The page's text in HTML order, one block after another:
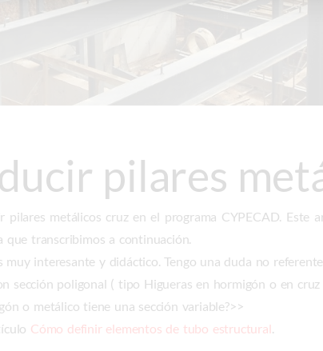
pilares
pilares metálicos cruz en el programa CYPECAD. Este
transcribimos a continuación.
interesante y didáctico. Tengo una duda no
sección poligonal ( tipo Higueras en hormigón o en
o metálico tiene una sección variable?>>
Cómo definir elementos de tubo estructural.